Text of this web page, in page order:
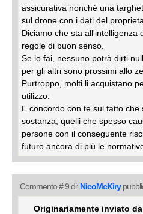
assicurativa nonché una
sul drone con i dati del
Diciamo che sta all'intelligenza
regole di buon senso.
Se lo fai, nessuno potrà dirti
per gli altri sono prossimi allo
Purtroppo, molti li acquistano
utilizzo.
E concordo con te sul fatto
sostanza, quelli che spesso
persone con il conseguente
futuro ancora di più le
Commento # 9 di: NicoMcKiry
Originariamente inviato